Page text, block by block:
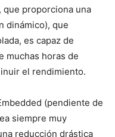
proporciona una
dinámico), que
es capaz de
muchas horas de
el rendimiento.
(pendiente de
siempre muy
reducción drástica